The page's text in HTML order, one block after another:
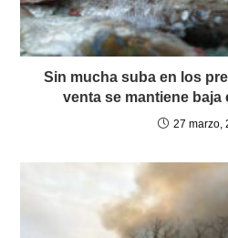
Sin mucha suba en los
venta se mantiene baja
27 marzo,